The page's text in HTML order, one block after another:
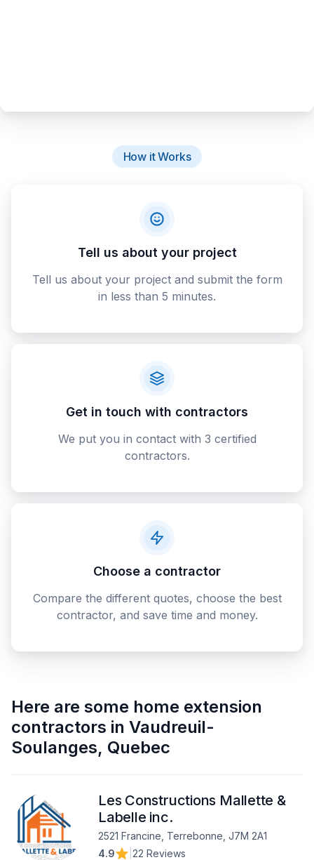
How it Works
Tell us about your project
Tell us about your project and submit the form
in less than 5 minutes.
Get in touch with contractors
We put you in contact with 3 certified
contractors.
Choose a contractor
Compare the different quotes, choose the best
contractor, and save time and money.
Here are some home extension
contractors in Vaudreuil-
Soulanges, Quebec
Les Constructions Mallette &
Labelle inc.
2521 Francine, Terrebonne, J7M 2A1
4.9
22 Reviews